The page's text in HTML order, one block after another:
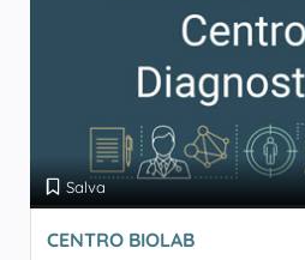
Salva
CENTRO BIOLAB